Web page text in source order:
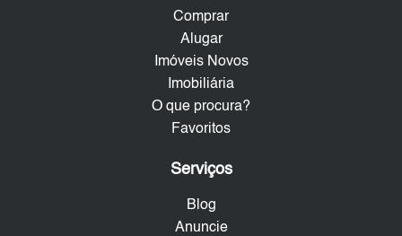
Comprar
Alugar
Imóveis Novos
Imobiliária
O que procura?
Favoritos
Serviços
Blog
Anuncie